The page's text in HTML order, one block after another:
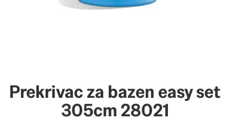
Prekrivac za bazen easy set
305cm 28021